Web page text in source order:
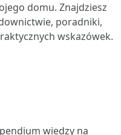
domu. Znajdziesz
poradniki,
wskazówek.
wiedzy na